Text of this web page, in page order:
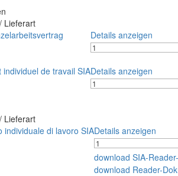
Lieferart
Details anzeigen
individuel de travail SIADetails anzeigen
Lieferart
individuale di lavoro SIADetails anzeigen
download SIA-
download Reader-